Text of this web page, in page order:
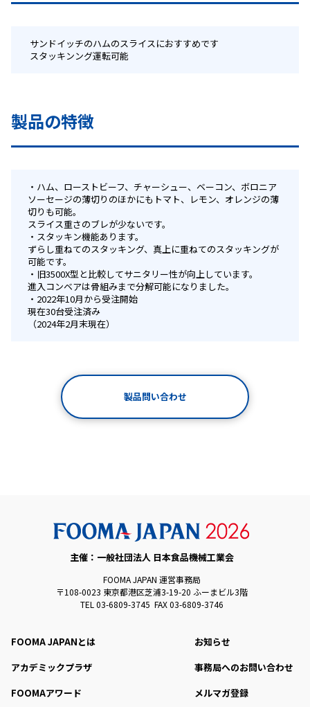
サンドイッチのハムのスライスにおすすめです
スタッキンング運転可能
製品の特徴
ハム、ローストビーフ、チャーシュー、ベーコン、ボロニア
ソーセージの薄切りのほかにもトマト、レモン、オレンジの薄
切りも可能。
スライス重さのブレが少ないです。
スタッキン機能あります。
ずらし重ねてのスタッキング、真上に重ねてのスタッキングが
可能です。
旧3500X型と比較してサニタリー性が向上しています。
進入コンベアは骨組みまで分解可能になりました。
2022年10月から受注開始
現在30台受注済み
（2024年2月末現在）
製品問い合わせ
主催：一般社団法人 日本食品機械工業会
FOOMA JAPAN 運営事務局
〒108-0023 東京都港区芝浦3-19-20 ふーまビル3階
TEL 03-6809-3745 FAX 03-6809-3746
FOOMA JAPANとは
アカデミックプラザ
FOOMAアワード
お知らせ
事務局へのお問い合わせ
メルマガ登録